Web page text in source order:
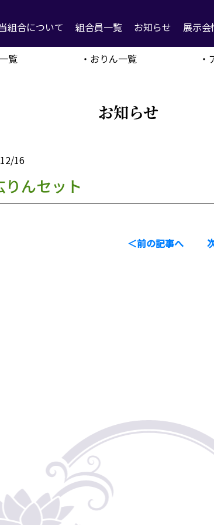
組合について 組合員一覧 お知らせ 展示会
覧 ・おりん一覧
お知らせ
16
りんセット
＜前の記事へ